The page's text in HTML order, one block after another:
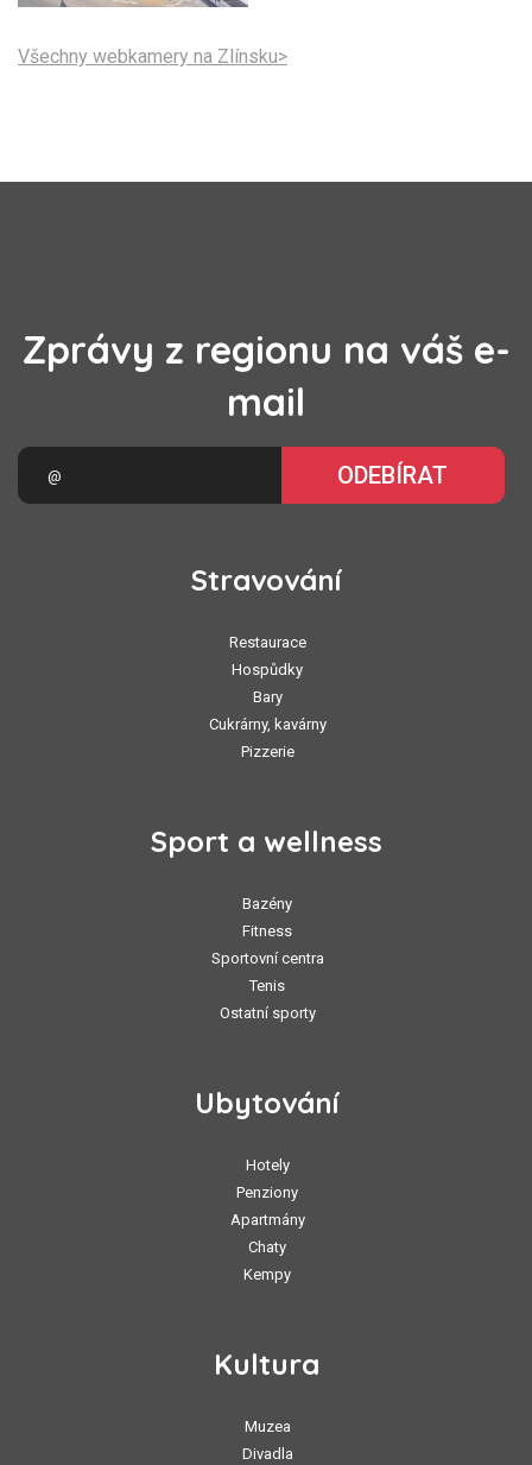
Všechny webkamery na Zlínsku>
Zprávy z regionu na váš e-
mail
ODEBÍRAT
Stravování
Restaurace
Hospůdky
Bary
Cukrárny, kavárny
Pizzerie
Sport a wellness
Bazény
Fitness
Sportovní centra
Tenis
Ostatní sporty
Ubytování
Hotely
Penziony
Apartmány
Chaty
Kempy
Kultura
Muzea
Divadla